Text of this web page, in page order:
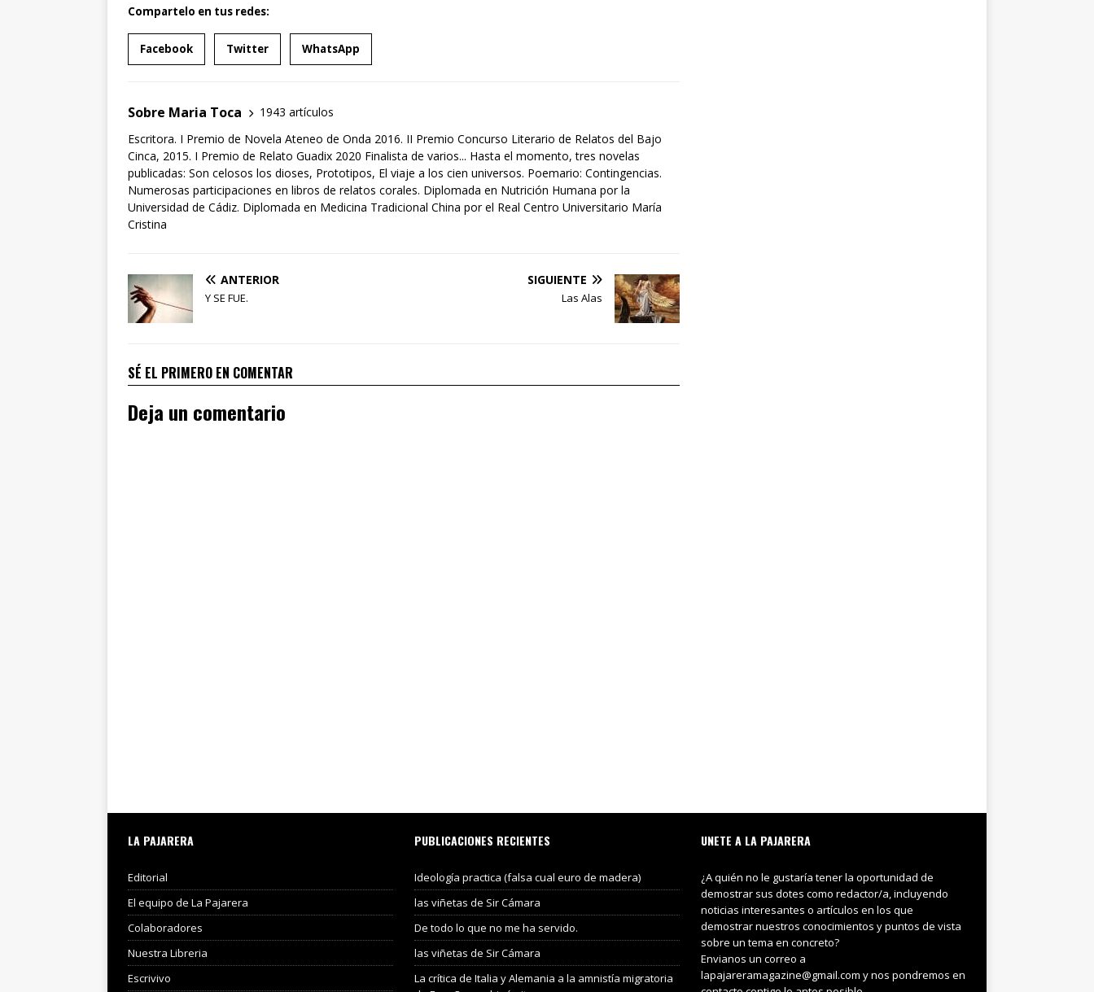
Compartelo en tus redes:
Facebook Twitter WhatsApp
Sobre Maria Toca
1943 artículos
Escritora. I Premio de Novela Ateneo de Onda 2016. II Premio Concurso Literario de Relatos del Bajo
Cinca, 2015. I Premio de Relato Guadix 2020 Finalista de varios... Hasta el momento, tres novelas
publicadas: Son celosos los dioses, Prototipos, El viaje a los cien universos. Poemario: Contingencias.
Numerosas participaciones en libros de relatos corales. Diplomada en Nutrición Humana por la
Universidad de Cádiz. Diplomada en Medicina Tradicional China por el Real Centro Universitario María
Cristina
ANTERIOR
Y SE FUE.
SIGUIENTE
Las Alas
SÉ EL PRIMERO EN COMENTAR
Deja un comentario
LA PAJARERA
Editorial
El equipo de La Pajarera
Colaboradores
Nuestra Libreria
Escrivivo
PUBLICACIONES RECIENTES
Ideología practica (falsa cual euro de madera)
las viñetas de Sir Cámara
De todo lo que no me ha servido.
las viñetas de Sir Cámara
La crítica de Italia y Alemania a la amnistía migratoria
UNETE A LA PAJARERA
¿A quién no le gustaría tener la oportunidad de
demostrar sus dotes como redactor/a, incluyendo
noticias interesantes o artículos en los que
demostrar nuestros conocimientos y puntos de vista
sobre un tema en concreto?
Envianos un correo a
lapajareramagazine@gmail.com y nos pondremos en